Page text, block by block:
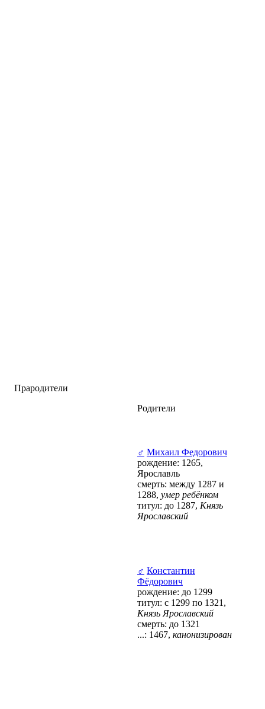
Прародители
Родители
♂ Михаил Федорович
рождение: 1265,
Ярославль
смерть: между 1287 и
1288, умер ребёнком
титул: до 1287, Князь
Ярославский
♂ Константин
Фёдорович
рождение: до 1299
титул: с 1299 по 1321,
Князь Ярославский
смерть: до 1321
...: 1467, канонизирован